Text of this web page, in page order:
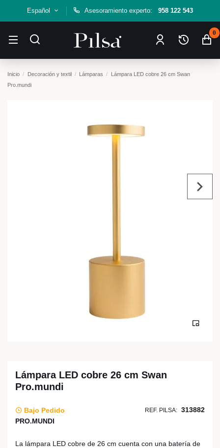
Español Asesoramiento experto: 958 122 543
0
Inicio Decoración y textil Lámparas
Lámpara LED cobre 26 cm Swan
Pro.mundi
Lámpara LED cobre 26 cm Swan
Pro.mundi
Bajo Pedido REF. PILSA: 313882
PRO.MUNDI
La lámpara LED cobre de 26 cm cuenta con una batería de